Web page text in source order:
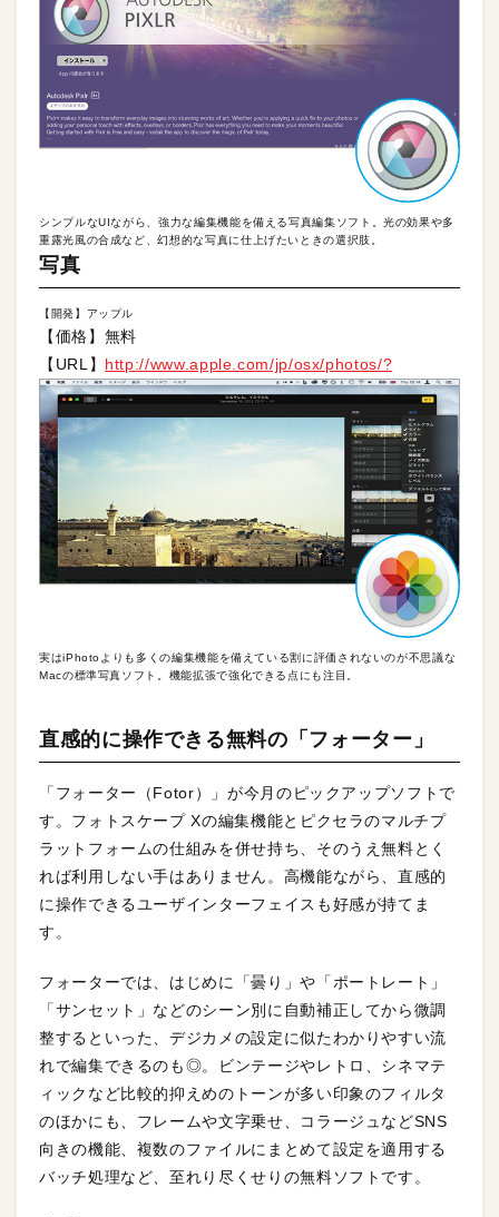
シンプルなUIながら、強力な編集機能を備える写真編集ソフト。光の効果や多
重露光風の合成など、幻想的な写真に仕上げたいときの選択肢。
写真
【開発】アップル
【価格】無料
【URL】 http://www.apple.com/jp/osx/photos/?
実はiPhotoよりも多くの編集機能を備えている割に評価されないのが不思議な
Macの標準写真ソフト。機能拡張で強化できる点にも注目。
直感的に操作できる無料の「フォーター」
「フォーター（Fotor）」が今月のピックアップソフトで
す。フォトスケープ Xの編集機能とピクセラのマルチプ
ラットフォームの仕組みを併せ持ち、そのうえ無料とく
れば利用しない手はありません。高機能ながら、直感的
に操作できるユーザインターフェイスも好感が持てま
す。
フォーターでは、はじめに「曇り」や「ポートレート」
「サンセット」などのシーン別に自動補正してから微調
整するといった、デジカメの設定に似たわかりやすい流
れで編集できるのも◎。ビンテージやレトロ、シネマテ
ィックなど比較的抑えめのトーンが多い印象のフィルタ
のほかにも、フレームや文字乗せ、コラージュなどSNS
向きの機能、複数のファイルにまとめて設定を適用する
バッチ処理など、至れり尽くせりの無料ソフトです。